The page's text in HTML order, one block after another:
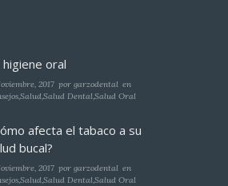
higiene oral
2017 porgarzodental en
,Salud,Salud Dental,Salud Oral
afecta el tabaco a su
bucal?
2017 porgarzodental en
,Salud,Salud Dental,Salud Oral